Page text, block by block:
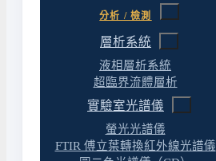
分析 / 檢測
層析系統
液相層析系統
超臨界流體層析
實驗室光譜儀
螢光光譜儀
FTIR 傅立葉轉換紅外線光譜儀